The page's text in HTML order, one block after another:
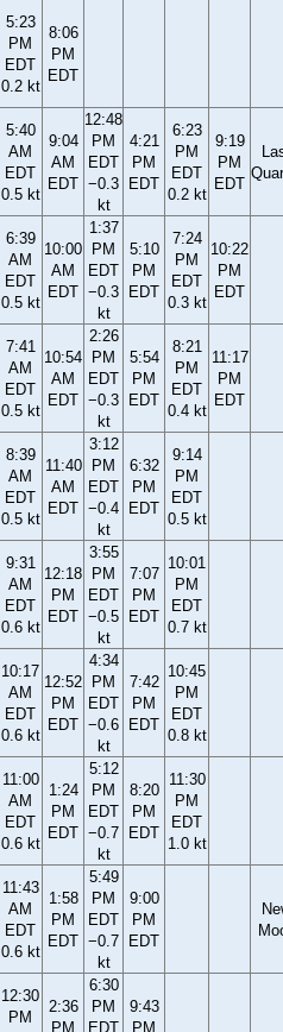
5:23
PM
EDT
0.2 kt
8:06
PM
EDT
5:40
AM
EDT
0.5 kt
9:04
AM
EDT
12:48
PM
EDT
−0.3
kt
4:21
PM
EDT
6:23
PM
EDT
0.2 kt
9:19
PM
EDT
6:39
AM
EDT
0.5 kt
10:00
AM
EDT
1:37
PM
EDT
−0.3
kt
5:10
PM
EDT
7:24
PM
EDT
0.3 kt
10:22
PM
EDT
7:41
AM
EDT
0.5 kt
10:54
AM
EDT
2:26
PM
EDT
−0.3
kt
5:54
PM
EDT
8:21
PM
EDT
0.4 kt
11:17
PM
EDT
8:39
AM
EDT
0.5 kt
11:40
AM
EDT
3:12
PM
EDT
−0.4
kt
6:32
PM
EDT
9:14
PM
EDT
0.5 kt
9:31
AM
EDT
0.6 kt
12:18
PM
EDT
3:55
PM
EDT
−0.5
kt
7:07
PM
EDT
10:01
PM
EDT
0.7 kt
10:17
AM
EDT
0.6 kt
12:52
PM
EDT
4:34
PM
EDT
−0.6
kt
7:42
PM
EDT
10:45
PM
EDT
0.8 kt
11:00
AM
EDT
0.6 kt
1:24
PM
EDT
5:12
PM
EDT
−0.7
kt
8:20
PM
EDT
11:30
PM
EDT
1.0 kt
11:43
AM
EDT
0.6 kt
1:58
PM
EDT
5:49
PM
EDT
−0.7
kt
9:00
PM
EDT
12:30
PM
2:36
PM
6:30
PM
EDT
9:43
PM